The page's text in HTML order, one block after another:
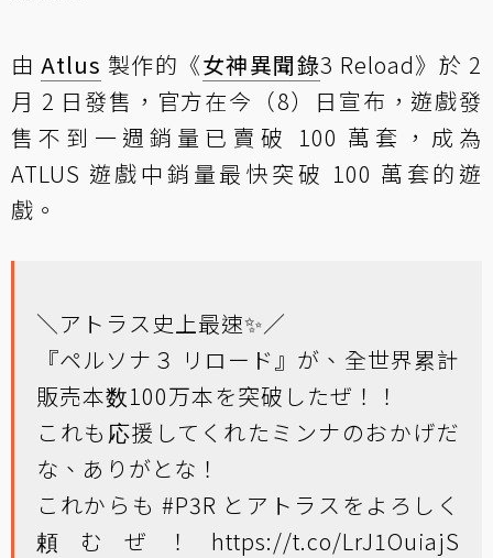
由Atlus 製作的《女神異聞錄3 Reload》於 2
月 2 日發售，官方在今（8）日宣布，遊戲發
售不到一週銷量已賣破 100 萬套，成為
ATLUS 遊戲中銷量最快突破 100 萬套的遊
戲。
＼アトラス史上最速✨／
『ペルソナ３ リロード』が、全世界累計
販売本数100万本を突破したぜ！！
これも応援してくれたミンナのおかげだ
な、ありがとな！
これからも #P3R とアトラスをよろしく
頼むぜ！ https://t.co/LrJ1OuiajS